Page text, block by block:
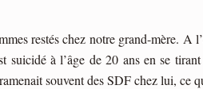
restés chez notre grand-mère. A
suicidé à l’âge de 20 ans en se
souvent des SDF chez lui,